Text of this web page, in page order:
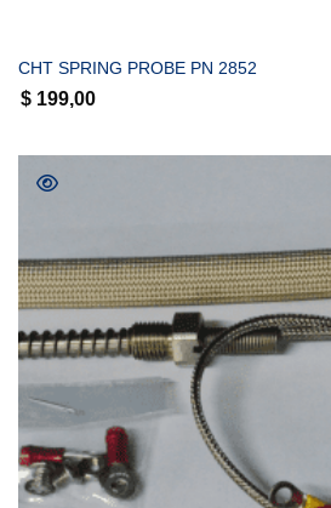
CHT SPRING PROBE PN 2852
$ 199,00